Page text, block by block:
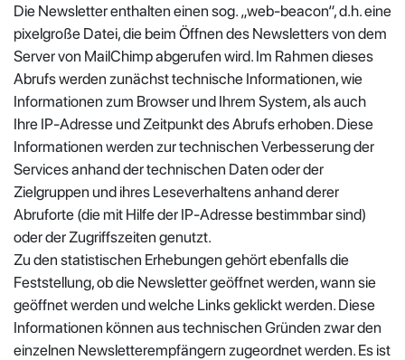
Die Newsletter enthalten einen sog. „web-beacon“, d.h. eine
pixelgroße Datei, die beim Öffnen des Newsletters von dem
Server von MailChimp abgerufen wird. Im Rahmen dieses
Abrufs werden zunächst technische Informationen, wie
Informationen zum Browser und Ihrem System, als auch
Ihre IP-Adresse und Zeitpunkt des Abrufs erhoben. Diese
Informationen werden zur technischen Verbesserung der
Services anhand der technischen Daten oder der
Zielgruppen und ihres Leseverhaltens anhand derer
Abruforte (die mit Hilfe der IP-Adresse bestimmbar sind)
oder der Zugriffszeiten genutzt.
Zu den statistischen Erhebungen gehört ebenfalls die
Feststellung, ob die Newsletter geöffnet werden, wann sie
geöffnet werden und welche Links geklickt werden. Diese
Informationen können aus technischen Gründen zwar den
einzelnen Newsletterempfängern zugeordnet werden. Es ist